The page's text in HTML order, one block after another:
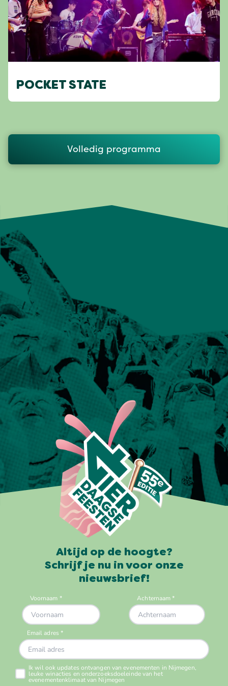
POCKET STATE
Volledig programma
Altijd op de hoogte?
Schrijf je nu in voor onze
nieuwsbrief!